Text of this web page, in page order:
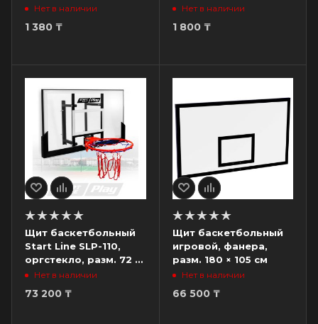
Нет в наличии
1 380 ₸
красный
Нет в наличии
1 800₸
Щит баскетбольный
Start Line SLP-110,
оргстекло, разм. 72 ×
112 см
Нет в наличии
73 200 ₸
Щит баскетбольный
игровой, фанера,
разм. 180 × 105 см
Нет в наличии
66 500₸